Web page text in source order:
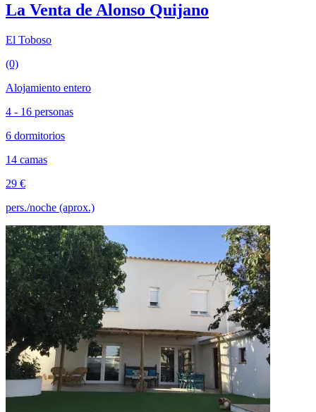
La Venta de Alonso Quijano
El Toboso
(0)
Alojamiento entero
4 - 16 personas
6 dormitorios
14 camas
29 €
pers./noche (aprox.)